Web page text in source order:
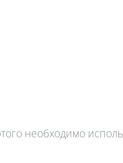
необходимо